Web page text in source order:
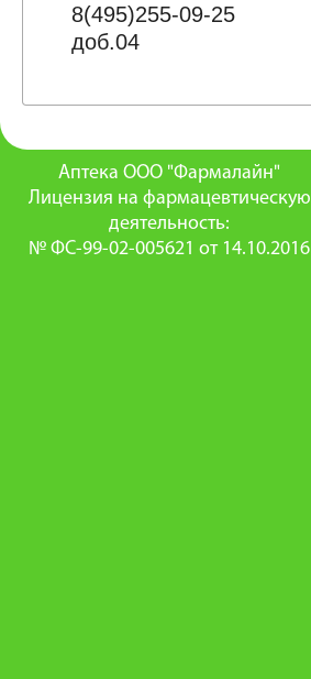
8(495)255-09-25
доб.04
Аптека ООО "Фармалайн"
Лицензия на фармацевтическую
деятельность:
№ ФС-99-02-005621 от 14.10.2016